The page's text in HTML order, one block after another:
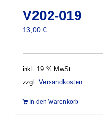
V202-019
13,00€
inkl. 19 % MwSt.
zzgl.Versandkosten
In den Warenkorb